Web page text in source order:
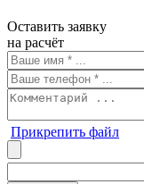
Оставить заявку
на расчёт
Прикрепить файл